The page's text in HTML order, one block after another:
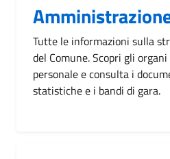
Tutte le informazioni sulla
del Comune. Scopri gli
personale e consulta i
statistiche e i bandi di gara.